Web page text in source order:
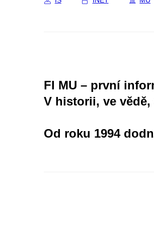
FI MU – první
V historii, ve
Od roku 1994